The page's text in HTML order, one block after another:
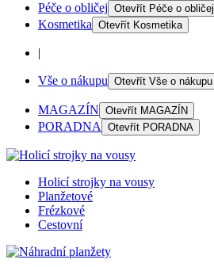
Péče o obličej Otevřít Péče o obličej
Kosmetika Otevřít Kosmetika
|
Vše o nákupu Otevřít Vše o nákupu
MAGAZÍN Otevřít MAGAZÍN
PORADNA Otevřít PORADNA
Holicí strojky na vousy
Planžetové
Frézkové
Cestovní